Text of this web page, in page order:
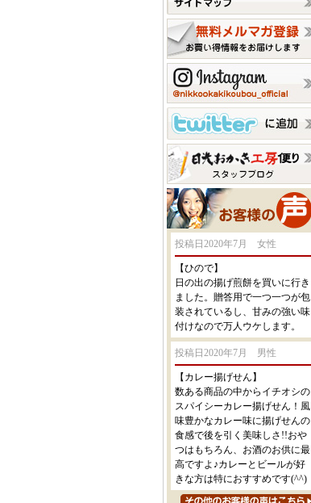
投稿日2020年7月 女性
【ひので】
日の出の揚げ煎餅を買いに行き
ました。贈答用で一つ一つが包
装されているし、甘みの強い味
付けなので万人ウケします。
投稿日2020年7月 男性
【カレー揚げせん】
数ある商品の中からイチオシの
スパイシーカレー揚げせん！風
味豊かなカレー味に揚げせんの
食感で後を引く美味しさ!!おや
つはもちろん、お酒のお供に最
高ですよ♪カレーとビールが好
きな方は特におすすめです(^^)